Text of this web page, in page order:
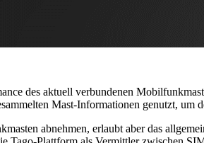
des aktuell verbundenen
Mast-Informationen genutzt, um
abnehmen, erlaubt aber das